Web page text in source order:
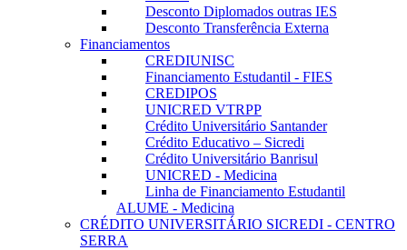
Desconto Diplomados outras IES
Desconto Transferência Externa
Financiamentos
CREDIUNISC
Financiamento Estudantil - FIES
CREDIPOS
UNICRED VTRPP
Crédito Universitário Santander
Crédito Educativo – Sicredi
Crédito Universitário Banrisul
UNICRED - Medicina
Linha de Financiamento Estudantil
ALUME - Medicina
CRÉDITO UNIVERSITÁRIO SICREDI - CENTRO
SERRA